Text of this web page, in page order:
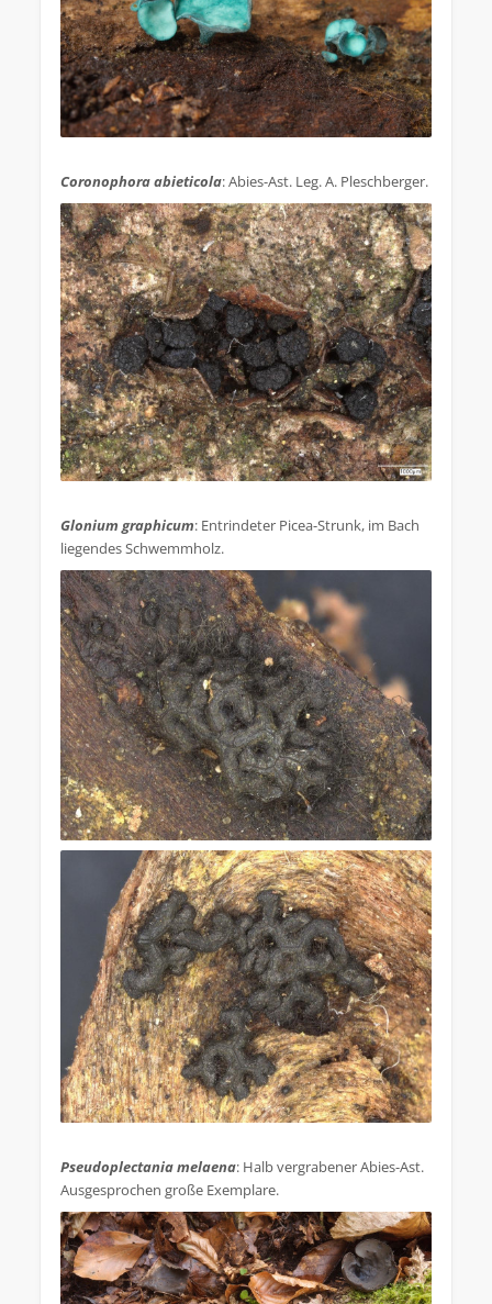
Coronophora abieticola: Abies-Ast. Leg. A. Pleschberger.
Glonium graphicum: Entrindeter Picea-Strunk, im Bach
liegendes Schwemmholz.
Pseudoplectania melaena: Halb vergrabener Abies-Ast.
Ausgesprochen große Exemplare.